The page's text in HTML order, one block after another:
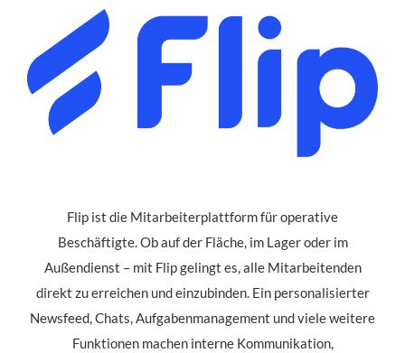
Flip ist die Mitarbeiterplattform für operative
Beschäftigte. Ob auf der Fläche, im Lager oder im
Außendienst – mit Flip gelingt es, alle Mitarbeitenden
direkt zu erreichen und einzubinden. Ein personalisierter
Newsfeed, Chats, Aufgabenmanagement und viele weitere
Funktionen machen interne Kommunikation,